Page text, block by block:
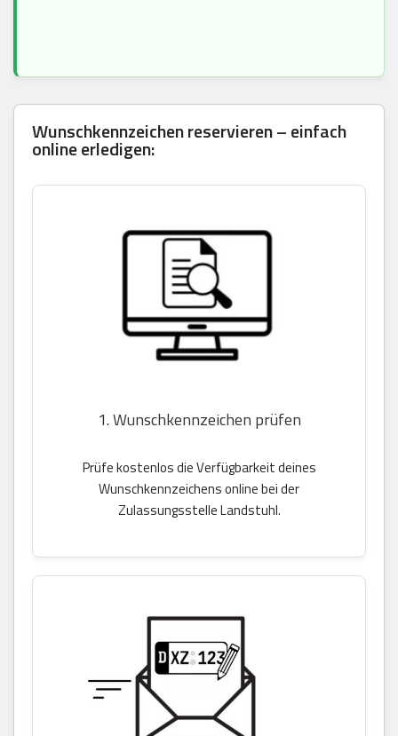
Wunschkennzeichen reservieren – einfach
online erledigen:
1. Wunschkennzeichen prüfen
Prüfe kostenlos die Verfügbarkeit deines
Wunschkennzeichens online bei der
Zulassungsstelle Landstuhl.